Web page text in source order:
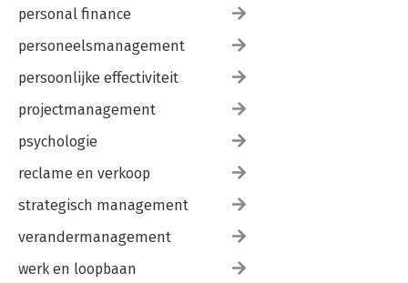
personal finance
personeelsmanagement
persoonlijke effectiviteit
projectmanagement
psychologie
reclame en verkoop
strategisch management
verandermanagement
werk en loopbaan